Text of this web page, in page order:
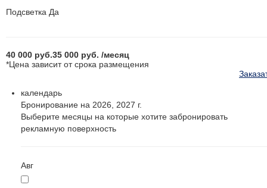
Подсветка Да
40 000 руб.35 000 руб. /месяц
*Цена зависит от срока размещения
календарь
Бронирование на 2026, 2027 г.
Выберите месяцы на которые хотите забронировать
рекламную поверхность
Авг